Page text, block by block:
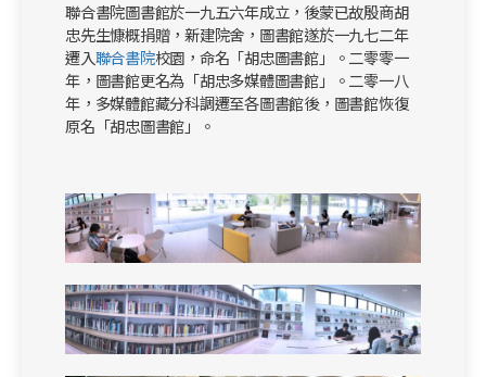
聯合書院圖書館於一九五六年成立，後蒙已故殷商胡
忠先生慷概捐贈，新建院舍，圖書館遂於一九七二年
遷入聯合書院校園，命名「胡忠圖書館」。二零零一
年，圖書館更名為「胡忠多媒體圖書館」。二零一八
年，多媒體館藏分科調遷至各圖書館後，圖書館恢復
原名「胡忠圖書館」。